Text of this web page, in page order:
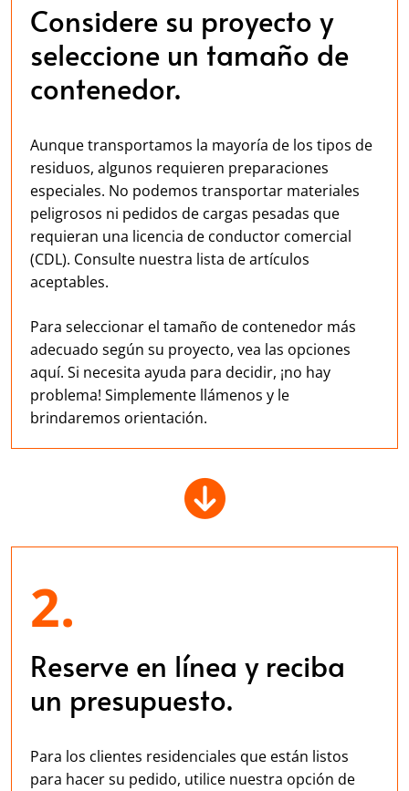
Considere su proyecto y
seleccione un tamaño de
contenedor.
Aunque transportamos la mayoría de los tipos de
residuos, algunos requieren preparaciones
especiales. No podemos transportar materiales
peligrosos ni pedidos de cargas pesadas que
requieran una licencia de conductor comercial
(CDL). Consulte nuestra lista de artículos
aceptables.
Para seleccionar el tamaño de contenedor más
adecuado según su proyecto, vea las opciones
aquí. Si necesita ayuda para decidir, ¡no hay
problema! Simplemente llámenos y le
brindaremos orientación.
2.
Reserve en línea y reciba
un presupuesto.
Para los clientes residenciales que están listos
para hacer su pedido, utilice nuestra opción de